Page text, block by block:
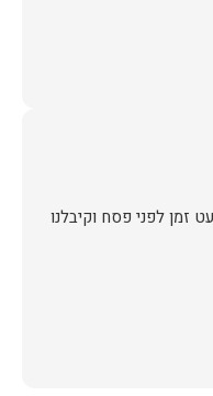
זמן לפני פסח וקיבלנו